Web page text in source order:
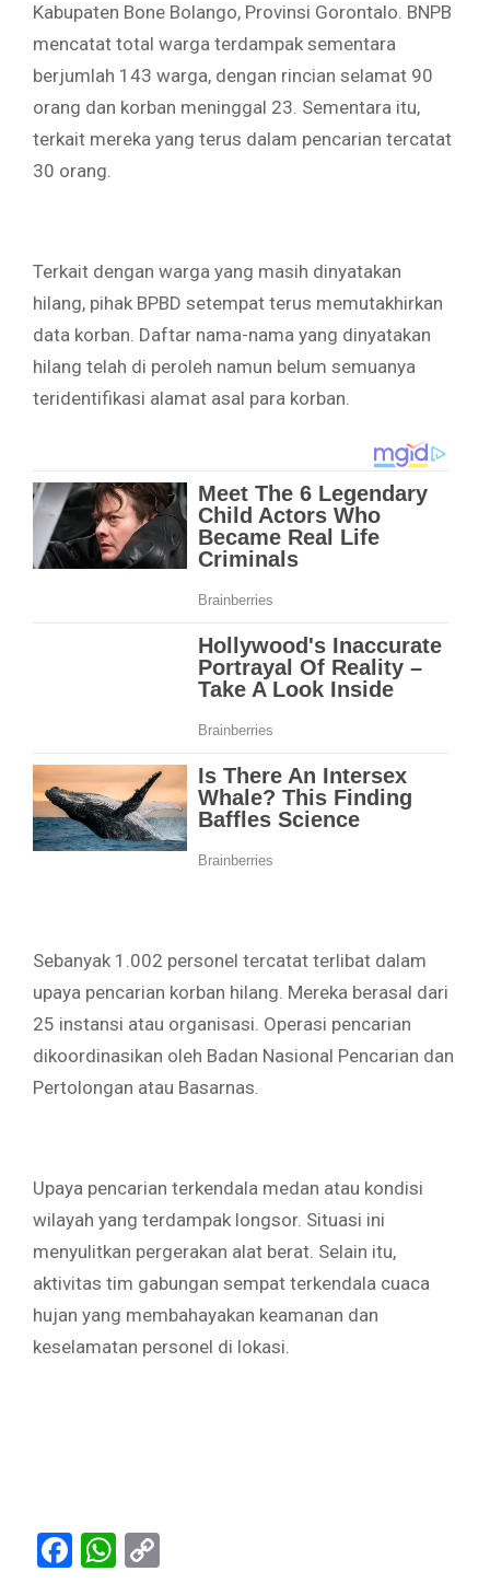
Kabupaten Bone Bolango, Provinsi Gorontalo. BNPB
mencatat total warga terdampak sementara
berjumlah 143 warga, dengan rincian selamat 90
orang dan korban meninggal 23. Sementara itu,
terkait mereka yang terus dalam pencarian tercatat
30 orang.
Terkait dengan warga yang masih dinyatakan
hilang, pihak BPBD setempat terus memutakhirkan
data korban. Daftar nama-nama yang dinyatakan
hilang telah di peroleh namun belum semuanya
teridentifikasi alamat asal para korban.
Sebanyak 1.002 personel tercatat terlibat dalam
upaya pencarian korban hilang. Mereka berasal dari
25 instansi atau organisasi. Operasi pencarian
dikoordinasikan oleh Badan Nasional Pencarian dan
Pertolongan atau Basarnas.
Upaya pencarian terkendala medan atau kondisi
wilayah yang terdampak longsor. Situasi ini
menyulitkan pergerakan alat berat. Selain itu,
aktivitas tim gabungan sempat terkendala cuaca
hujan yang membahayakan keamanan dan
keselamatan personel di lokasi.
Facebook
WhatsApp